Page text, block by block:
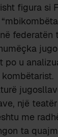
figura si
federatën
po u
një
me
ta